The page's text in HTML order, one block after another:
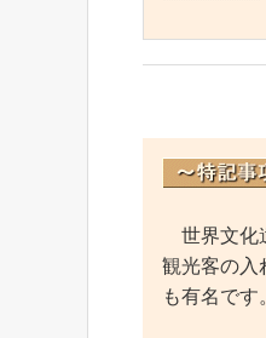
世界文化
観光客の入
も有名です